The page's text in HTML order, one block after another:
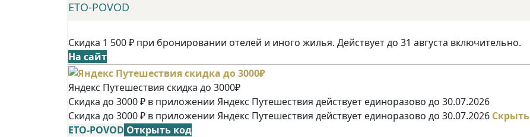
ETO-POVOD
Скидка 1 500 ₽ при бронировании отелей и иного жилья. Действует до 31 августа включительно.
На сайт
Яндекс Путешествия скидка до 3000₽
Скидка до 3000 ₽ в приложении Яндекс Путешествия действует единоразово до 30.07.2026
Скидка до 3000 ₽ в приложении Яндекс Путешествия действует единоразово до 30.07.2026 Скрыть
ETO-POVOD Открыть код